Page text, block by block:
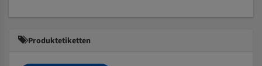
Produktetiketten